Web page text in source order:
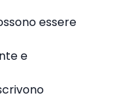
essere
e